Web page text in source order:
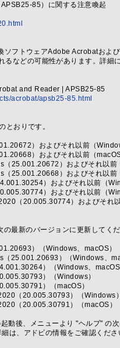
85）に関する注意喚起
ソフトウェアAdobe Acrobatお
などの可能性があります。詳細
and Reader | APSB25-85
acrobat/apsb25-85.html
とおりです。
）およびそれ以前（
）およびそれ以前（macOS
25.001.20672）およびそれ以前
25.001.20668）およびそれ以前
）およびそれ以前（
）およびそれ以前（
（20.005.30774）およびそれ
最新のバージョンに更新してくだ
）（Windows、macOS）
25.001.20693）（Windows、
）（Windows、macOS
）（Windows）
）（macOS）
（20.005.30793）（Windows）
（20.005.30791）（macOS）
動後、メニューより "ヘルプ" の
は、アドビの情報をご確認くださ